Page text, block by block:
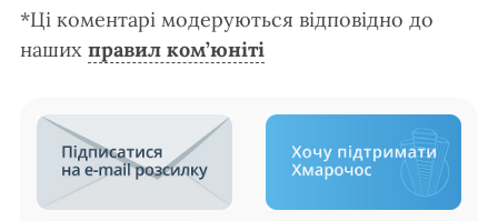
*Ці коментарі модеруються відповідно до
наших правил ком’юніті